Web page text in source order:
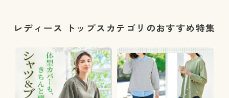
レディース トップスカテゴリのおすすめ特集